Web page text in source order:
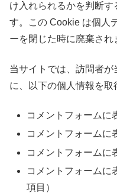
け入れられるかを判断す
す。この Cookie は個人
ーを閉じた時に廃棄され
当サイトでは、訪問者
に、以下の個人情報を取
コメントフォームに
コメントフォームに
コメントフォームに
コメントフォームに
項目）